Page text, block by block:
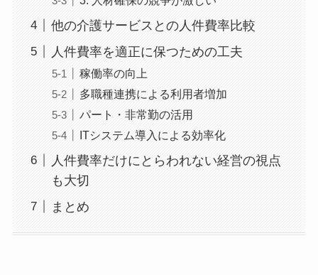
他の介護サービスとの人件費率比較
人件費率を適正に保つための工夫
稼働率の向上
多職種連携による利用者増加
パート・非常勤の活用
ITシステム導入による効率化
人件費率だけにとらわれない経営の視点
も大切
まとめ